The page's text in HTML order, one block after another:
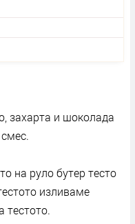
захарта и шоколада
на руло бутер тесто
изливаме
тестото.